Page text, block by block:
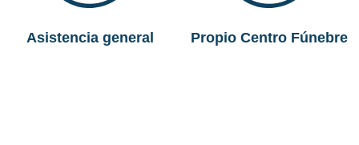
Asistencia general Propio Centro Fúnebre